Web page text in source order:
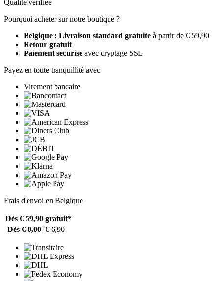
Qualité vérifiée
Pourquoi acheter sur notre boutique ?
Belgique : Livraison standard gratuite à partir de € 59,90
Retour gratuit
Paiement sécurisé avec cryptage SSL
Payez en toute tranquillité avec
Virement bancaire
Frais d'envoi en Belgique
Dès € 59,90 gratuit*
Dès € 0,00 € 6,90